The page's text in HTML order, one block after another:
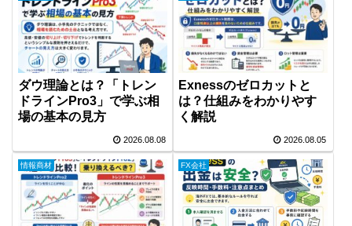
ダウ理論とは？「トレン
ドラインPro3」で学ぶ相
場の基本の見方
2026.08.08
Exnessのゼロカットと
は？仕組みをわかりやす
く解説
2026.08.05
情報商材 FX会社